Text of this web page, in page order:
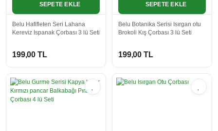
SEPETE EKLE
Belu Hafifleten Seri Lahana
Kereviz Ispanak Çorbası 3 lü Seti
199,00 TL
SEPETE EKLE
Belu Botanika Serisi Isırgan otu
Brokoli Kış Çorbası 3 lü Seti
199,00 TL